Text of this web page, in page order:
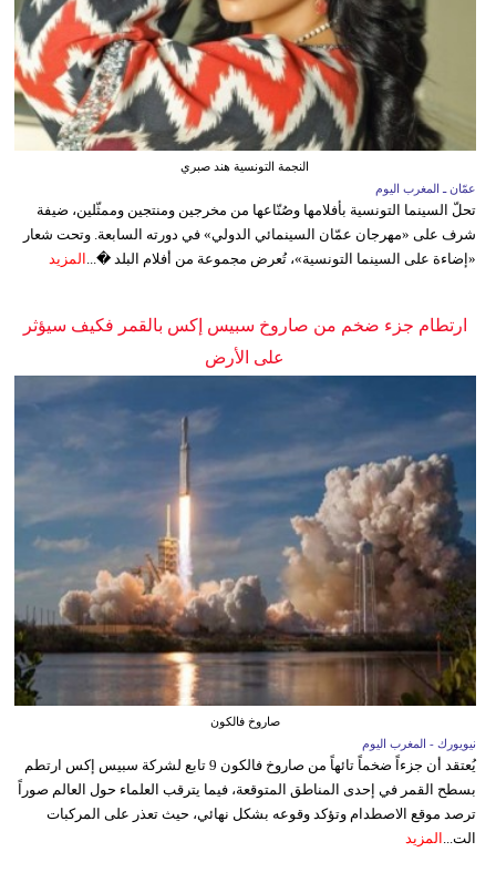
النجمة التونسية هند صبري
عمّان ـ المغرب اليوم
تحلّ السينما التونسية بأفلامها وصُنّاعها من مخرجين ومنتجين وممثّلين، ضيفة
شرف على «مهرجان عمّان السينمائي الدولي» في دورته السابعة. وتحت شعار
«إضاءة على السينما التونسية»، تُعرض مجموعة من أفلام البلد �...
المزيد
ارتطام جزء ضخم من صاروخ سبيس إكس بالقمر فكيف سيؤثر
على الأرض
صاروخ فالكون
نيويورك - المغرب اليوم
يُعتقد أن جزءاً ضخماً تائهاً من صاروخ فالكون 9 تابع لشركة سبيس إكس ارتطم
بسطح القمر في إحدى المناطق المتوقعة، فيما يترقب العلماء حول العالم صوراً
ترصد موقع الاصطدام وتؤكد وقوعه بشكل نهائي، حيث تعذر على المركبات
الت... المزيد